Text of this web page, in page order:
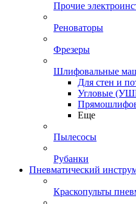
Прочие
Реноваторы
Фрезеры
Шлифовальные
Для стен и
Угловые
Еще
Пылесосы
Рубанки
Пневматический
Краскопульты